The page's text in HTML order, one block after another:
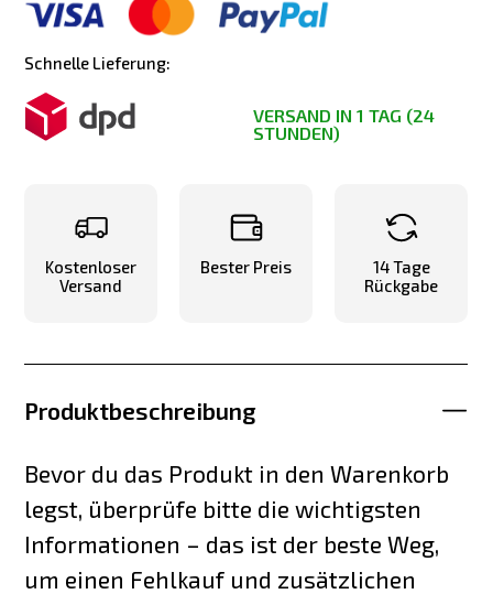
Schnelle Lieferung:
VERSAND IN 1 TAG (24
STUNDEN)
Kostenloser
Versand
Bester Preis
14 Tage
Rückgabe
Produktbeschreibung
Bevor du das Produkt in den Warenkorb
legst, überprüfe bitte die wichtigsten
Informationen – das ist der beste Weg,
um einen Fehlkauf und zusätzlichen